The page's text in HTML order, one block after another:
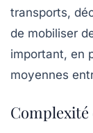
transports,
de mobiliser
important, en
moyennes
Complexité